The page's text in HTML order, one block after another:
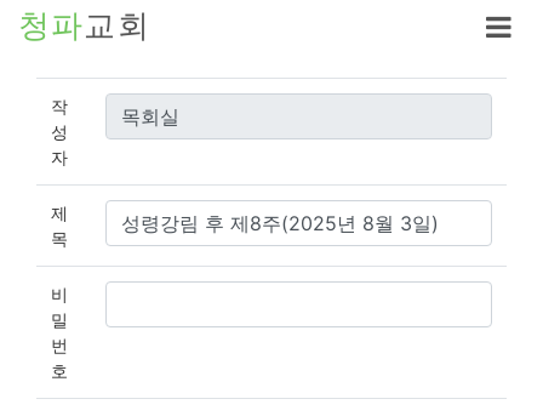
청파교회
작
성
자
제
목
비
밀
번
호